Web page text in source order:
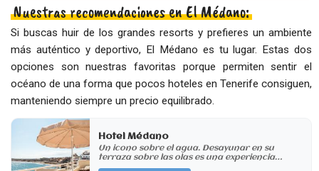
Nuestras recomendaciones en El Médano:
Si buscas huir de los grandes resorts y prefieres un ambiente
más auténtico y deportivo, El Médano es tu lugar. Estas dos
opciones son nuestras favoritas porque permiten sentir el
océano de una forma que pocos hoteles en Tenerife consiguen,
manteniendo siempre un precio equilibrado.
Hotel Médano
Un icono sobre el agua. Desayunar en su
terraza sobre las olas es una experiencia
mágica.